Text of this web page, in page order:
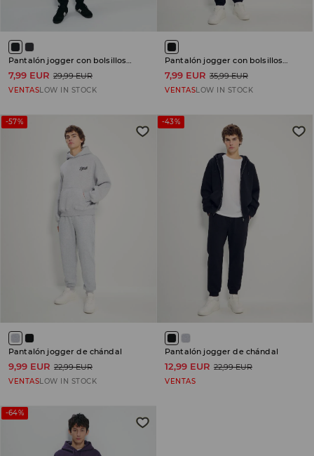
Pantalón jogger con bolsillos cargo
7,99 EUR 29,99 EUR
VENTASLOW IN STOCK
Pantalón jogger con bolsillos cargo
7,99 EUR 35,99 EUR
VENTASLOW IN STOCK
-57%
Pantalón jogger de chándal
9,99 EUR 22,99 EUR
VENTASLOW IN STOCK
-43%
Pantalón jogger de chándal
12,99 EUR 22,99 EUR
VENTAS
-64%